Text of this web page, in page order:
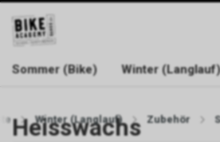
WELCOME TO BIKE
Sommer (Bike) Winter (Langlauf)
Winter (Langlauf) Zubehör
Heisswachs